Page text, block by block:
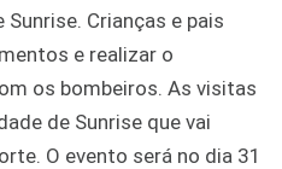
Crianças e pais
e realizar o
os bombeiros. As visitas
de Sunrise que vai
O evento será no dia 31